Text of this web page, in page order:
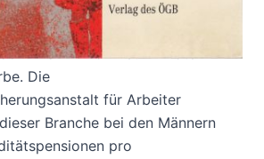
8
krank - konkret im Hotel-
Die
für Arbeiter
Branche bei den Männern
pro